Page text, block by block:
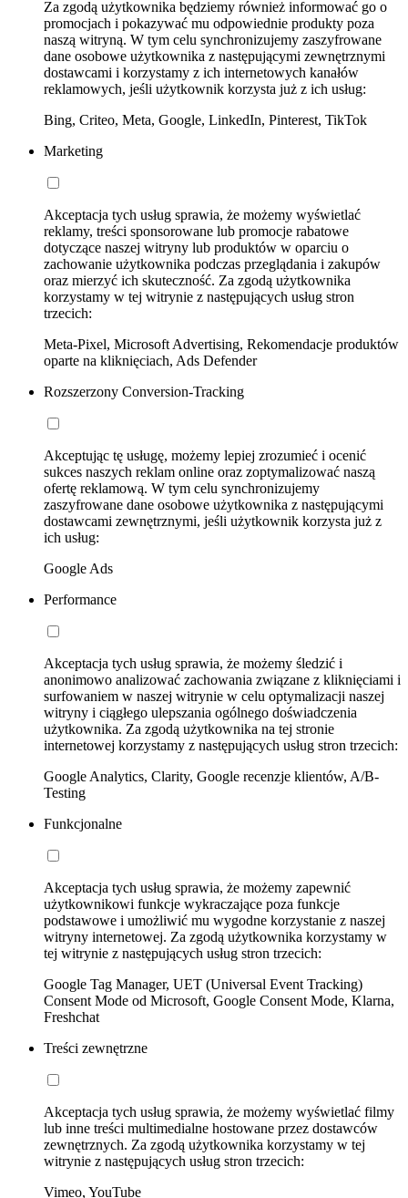
Za zgodą użytkownika będziemy również informować go o
promocjach i pokazywać mu odpowiednie produkty poza
naszą witryną. W tym celu synchronizujemy zaszyfrowane
dane osobowe użytkownika z następującymi zewnętrznymi
dostawcami i korzystamy z ich internetowych kanałów
reklamowych, jeśli użytkownik korzysta już z ich usług:
Bing, Criteo, Meta, Google, LinkedIn, Pinterest, TikTok
Marketing
Akceptacja tych usług sprawia, że możemy wyświetlać
reklamy, treści sponsorowane lub promocje rabatowe
dotyczące naszej witryny lub produktów w oparciu o
zachowanie użytkownika podczas przeglądania i zakupów
oraz mierzyć ich skuteczność. Za zgodą użytkownika
korzystamy w tej witrynie z następujących usług stron
trzecich:
Meta-Pixel, Microsoft Advertising, Rekomendacje produktów
oparte na kliknięciach, Ads Defender
Rozszerzony Conversion-Tracking
Akceptując tę usługę, możemy lepiej zrozumieć i ocenić
sukces naszych reklam online oraz zoptymalizować naszą
ofertę reklamową. W tym celu synchronizujemy
zaszyfrowane dane osobowe użytkownika z następującymi
dostawcami zewnętrznymi, jeśli użytkownik korzysta już z
ich usług:
Google Ads
Performance
Akceptacja tych usług sprawia, że możemy śledzić i
anonimowo analizować zachowania związane z kliknięciami i
surfowaniem w naszej witrynie w celu optymalizacji naszej
witryny i ciągłego ulepszania ogólnego doświadczenia
użytkownika. Za zgodą użytkownika na tej stronie
internetowej korzystamy z następujących usług stron trzecich:
Google Analytics, Clarity, Google recenzje klientów, A/B-
Testing
Funkcjonalne
Akceptacja tych usług sprawia, że możemy zapewnić
użytkownikowi funkcje wykraczające poza funkcje
podstawowe i umożliwić mu wygodne korzystanie z naszej
witryny internetowej. Za zgodą użytkownika korzystamy w
tej witrynie z następujących usług stron trzecich:
Google Tag Manager, UET (Universal Event Tracking)
Consent Mode od Microsoft, Google Consent Mode, Klarna,
Freshchat
Treści zewnętrzne
Akceptacja tych usług sprawia, że możemy wyświetlać filmy
lub inne treści multimedialne hostowane przez dostawców
zewnętrznych. Za zgodą użytkownika korzystamy w tej
witrynie z następujących usług stron trzecich:
Vimeo, YouTube